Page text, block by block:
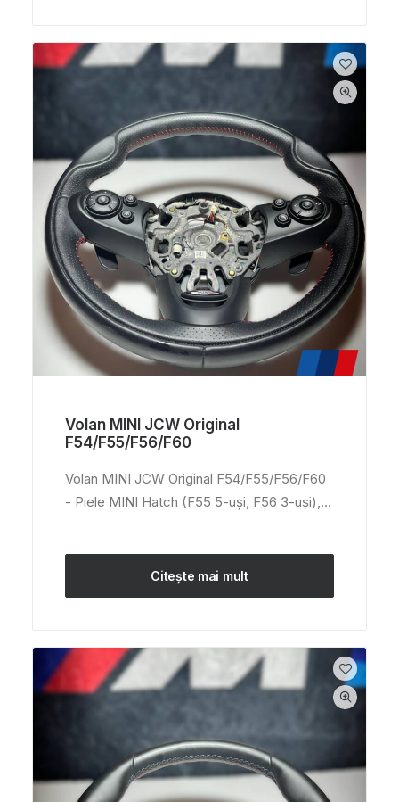
Volan MINI JCW Original
F54/F55/F56/F60
Volan MINI JCW Original F54/F55/F56/F60
- Piele MINI Hatch (F55 5-uși, F56 3-uși),…
Citește mai mult